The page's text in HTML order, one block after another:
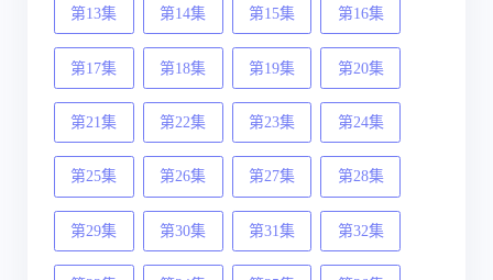
第13集 第14集 第15集 第16集
第17集 第18集 第19集 第20集
第21集 第22集 第23集 第24集
第25集 第26集 第27集 第28集
第29集 第30集 第31集 第32集